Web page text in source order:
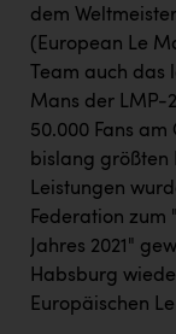
dem
(European Le
Team auch
Mans der LMP-
50.000 Fans
bislang größten
Leistungen
Federation zum
Jahres 2021"
Habsburg
Europäischen